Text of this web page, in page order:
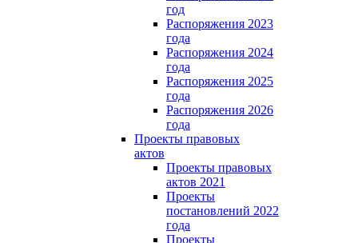
год
Распоряжения 2023
года
Распоряжения 2024
года
Распоряжения 2025
года
Распоряжения 2026
года
Проекты правовых
актов
Проекты правовых
актов 2021
Проекты
постановлений 2022
года
Проекты